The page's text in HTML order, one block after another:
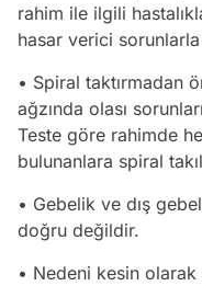
rahim ile ilgili
hasar verici
• Spiral taktırmadan
ağzında olası
Teste göre rahimde
bulunanlara spiral
• Gebelik ve dış
doğru değildir.
• Nedeni kesin